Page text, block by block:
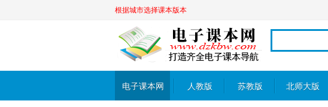
根据城市选择课本版本
电子课本网 人教版 苏教版 北师大版